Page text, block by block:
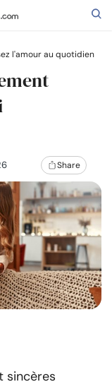
l'amour au quotidien
Share
sincères